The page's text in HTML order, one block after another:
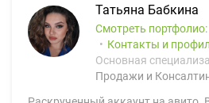
Татьяна Бабкина
Смотреть портфолио:
Контакты и
Основная
Продажи и